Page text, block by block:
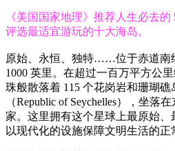
《美国国家地理》推荐人生必去的
评选最适宜游玩的十大海岛。
原始、永恒、独特……位于赤道南
1000 英里。在超过一百万平方公
珠般散落着 115 个花岗岩和珊瑚
（Republic of Seychelles），坐落
家。这里拥有这个星球上最原始、
以现代化的设施保障文明生活的正